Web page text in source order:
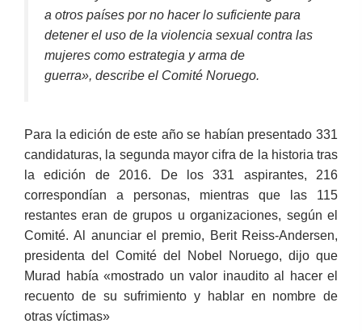
a otros países por no hacer lo suficiente para
detener el uso de la violencia sexual contra las
mujeres como estrategia y arma de
guerra», describe el Comité Noruego.
Para la edición de este año se habían presentado 331
candidaturas, la segunda mayor cifra de la historia tras
la edición de 2016. De los 331 aspirantes, 216
correspondían a personas, mientras que las 115
restantes eran de grupos u organizaciones, según el
Comité. Al anunciar el premio, Berit Reiss-Andersen,
presidenta del Comité del Nobel Noruego, dijo que
Murad había «mostrado un valor inaudito al hacer el
recuento de su sufrimiento y hablar en nombre de
otras víctimas»